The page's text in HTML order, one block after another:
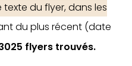
du flyer, dans les
du plus récent (date
flyers trouvés.